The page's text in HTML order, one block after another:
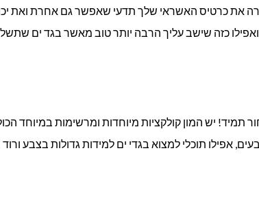
את כרטיס האשראי שלך תדעי שאפשר גם אחרת ואת
כזה שישב עליך הרבה יותר טוב מאשר בגד ים
תמיד! יש המון קולקציות מיוחדות ומרשימות במיוחד
אפילו תוכלי למצוא בגדי ים למידות גדולות בצבע